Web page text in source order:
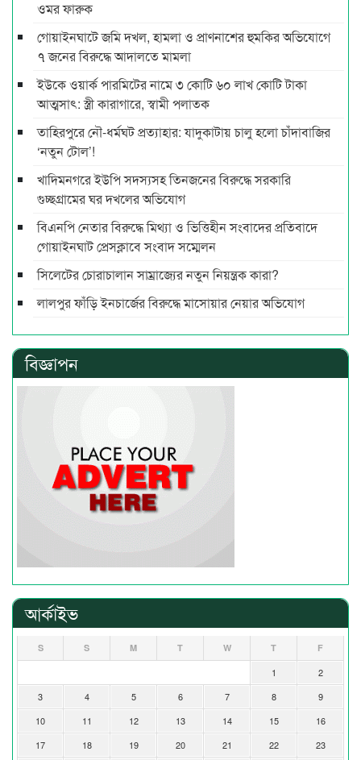
ওমর ফারুক
গোয়াইনঘাটে জমি দখল, হামলা ও প্রাণনাশের হুমকির অভিযোগে
৭ জনের বিরুদ্ধে আদালতে মামলা
ইউকে ওয়ার্ক পারমিটের নামে ৩ কোটি ৬০ লাখ কোটি টাকা
আত্মসাৎ: স্ত্রী কারাগারে, স্বামী পলাতক
তাহিরপুরে নৌ-ধর্মঘট প্রত্যাহার: যাদুকাটায় চালু হলো চাঁদাবাজির
‘নতুন টোল’!
খাদিমনগরে ইউপি সদস্যসহ তিনজনের বিরুদ্ধে সরকারি
গুচ্ছগ্রামের ঘর দখলের অভিযোগ
বিএনপি নেতার বিরুদ্ধে মিথ্যা ও ভিত্তিহীন সংবাদের প্রতিবাদে
গোয়াইনঘাট প্রেসক্লাবে সংবাদ সম্মেলন
সিলেটের চোরাচালান সাম্রাজ্যের নতুন নিয়ন্ত্রক কারা?
লালপুর ফাঁড়ি ইনচার্জের বিরুদ্ধে মাসোয়ার নেয়ার অভিযোগ
বিজ্ঞাপন
আর্কাইভ
S S M T W T F
1
2
3
4 5 6 7 8
9
10
11 12 13 14 15
16
17
18 19 20 21 22
23